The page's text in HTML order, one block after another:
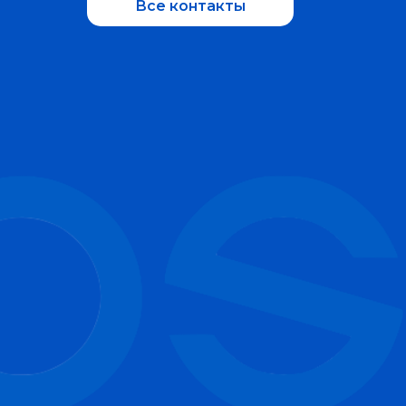
Все контакты